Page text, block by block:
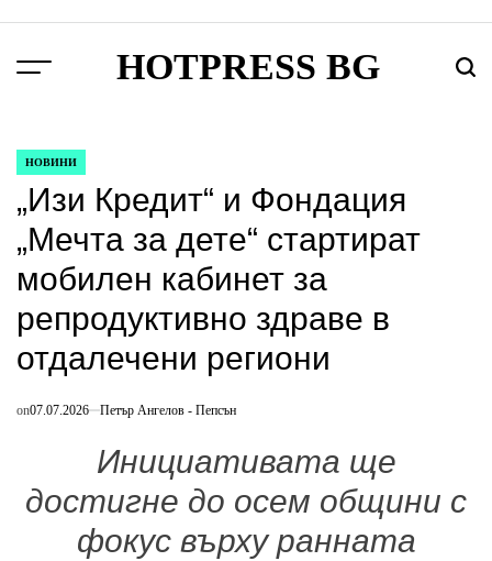
content
Menu HOTPRESS BG
POSTED
НОВИНИ
„Изи Кредит“ и Фондация
„Мечта за дете“ стартират
мобилен кабинет за
репродуктивно здраве в
отдалечени региони
on07.07.2026 Петър Ангелов - Пепсън
Инициативата ще
достигне до осем общини с
фокус върху ранната